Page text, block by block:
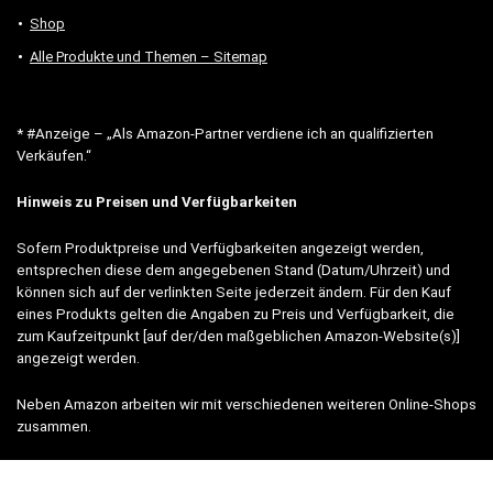
Shop
Alle Produkte und Themen – Sitemap
* #Anzeige – „Als Amazon-Partner verdiene ich an qualifizierten
Verkäufen.“
Hinweis zu Preisen und Verfügbarkeiten
Sofern Produktpreise und Verfügbarkeiten angezeigt werden,
entsprechen diese dem angegebenen Stand (Datum/Uhrzeit) und
können sich auf der verlinkten Seite jederzeit ändern. Für den Kauf
eines Produkts gelten die Angaben zu Preis und Verfügbarkeit, die
zum Kaufzeitpunkt [auf der/den maßgeblichen Amazon-Website(s)]
angezeigt werden.
Neben Amazon arbeiten wir mit verschiedenen weiteren Online-Shops
zusammen.